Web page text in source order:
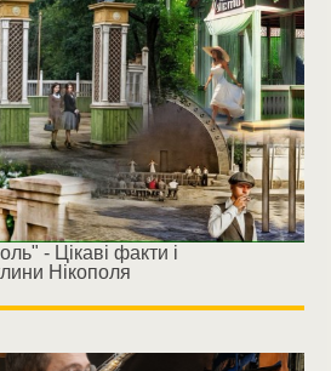
- Цікаві факти і
Нікополя